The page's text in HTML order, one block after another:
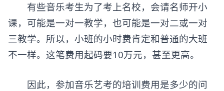
有些音乐考生为了考上名校，会请名师开小
课，可能是一对一教学，也可能是一对二或一对
三教学。所以，小班的小时费肯定和普通的大班
不一样。这笔费用起码要10万元，甚至更高。
因此，参加音乐艺考的培训费用是多少的问